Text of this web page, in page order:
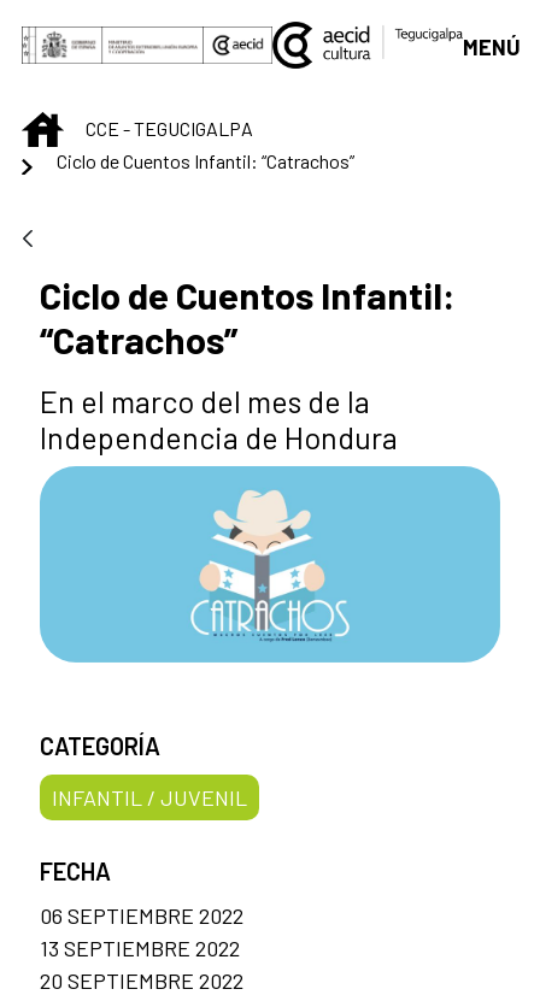
Saltar al contenido principal
MENÚ
INICIOCCE - TEGUCIGALPA
Ciclo de Cuentos Infantil: “Catrachos”
Ciclo de Cuentos Infantil:
“Catrachos”
En el marco del mes de la
Independencia de Hondura
CATEGORÍA
INFANTIL / JUVENIL
FECHA
06 SEPTIEMBRE 2022
13 SEPTIEMBRE 2022
20 SEPTIEMBRE 2022